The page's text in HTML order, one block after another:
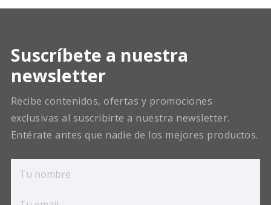
Suscríbete a nuestra
newsletter
Recibe contenidos, ofertas y promociones
exclusivas al suscribirte a nuestra newsletter.
Entérate antes que nadie de los mejores productos.